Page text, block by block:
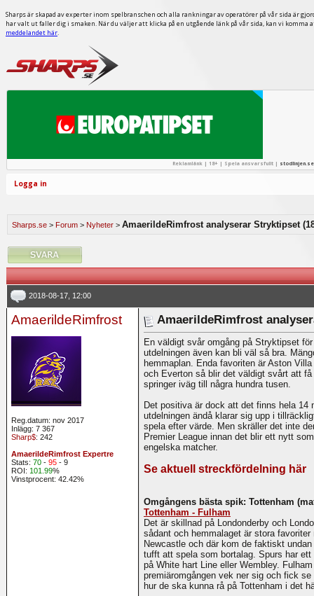
Sharps är skapad av experter inom spelbranschen och alla rankningar av operatörer på vår sida är
har valt ut faller dig i smaken. När du väljer att klicka på en utgående länk på vår sida, kan vi
meddelandet här.
Reklamlänk | 18+ | Spela ansvarsfullt | stodlinjen.se
Logga in
Sharps.se > Forum > Nyheter > AmaerildeRimfrost analyserar Stryktipset
2018-08-17, 12:00
AmaerildeRimfrost
Reg.datum: nov 2017
Inlägg: 7 367
Sharp$: 242
AmaerildeRimfrost Expertre
Stats: 70 - 95 - 9
ROI: 101.99%
Vinstprocent: 42.42%
AmaerildeRimfrost
En väldigt svår omgång på Stryktipset
utdelningen även kan bli väl så bra.
hemmaplan. Enda favoriten är Aston
och Everton så blir det väldigt svårt att
springer iväg till några hundra tusen.
Det positiva är dock att det finns hela 14
utdelningen ändå klarar sig upp i
spela efter värde. Men skräller det inte
Premier League innan det blir ett nytt
engelska matcher.
Se aktuell streckfördelning här
Omgångens bästa spik: Tottenham
Tottenham - Fulham
Det är skillnad på Londonderby och
sådant och hemmalaget är stora
Newcastle och där kom de faktiskt
tufft att spela som bortalag. Spurs har
på White hart Line eller Wembley.
premiäromgången vek ner sig och fick
hur de ska kunna rå på Tottenham i det